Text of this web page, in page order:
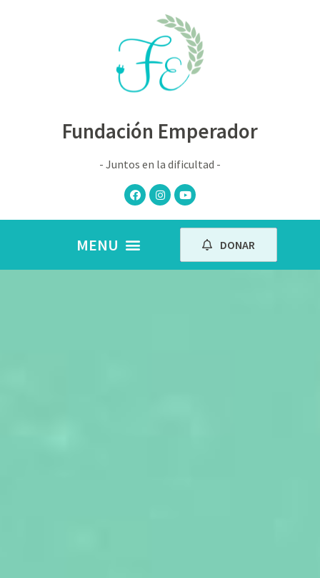
Fundación Emperador
- Juntos en la dificultad -
DONAR